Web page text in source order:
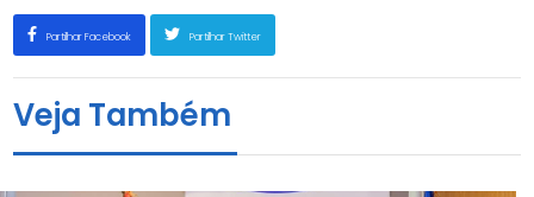
Partilhar Facebook Partilhar Twitter
Veja Também